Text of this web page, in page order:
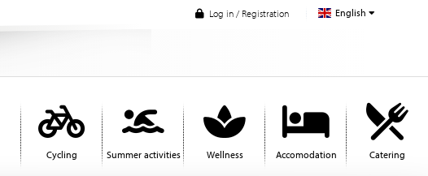
English
Log in / Registration
Cycling Summer activities Wellness Accomodation Catering